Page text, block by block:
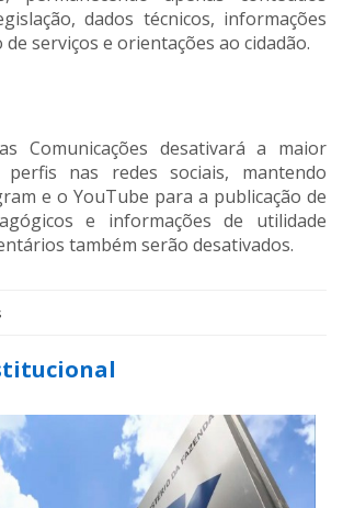
dados técnicos, informações
serviços e orientações ao cidadão.
Comunicações desativará a maior
nas redes sociais, mantendo
e o YouTube para a publicação de
e informações de utilidade
também serão desativados.